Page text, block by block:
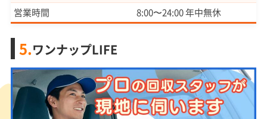
営業時間
8:00〜24:00 年中無休
5.ワンナップLIFE